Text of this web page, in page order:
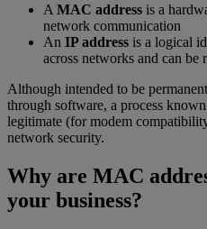
A MAC address is a
network communication
An IP address is a logical
across networks and can be
Although intended to be
through software, a process
legitimate (for modem
network security.
Why are MAC
your business?